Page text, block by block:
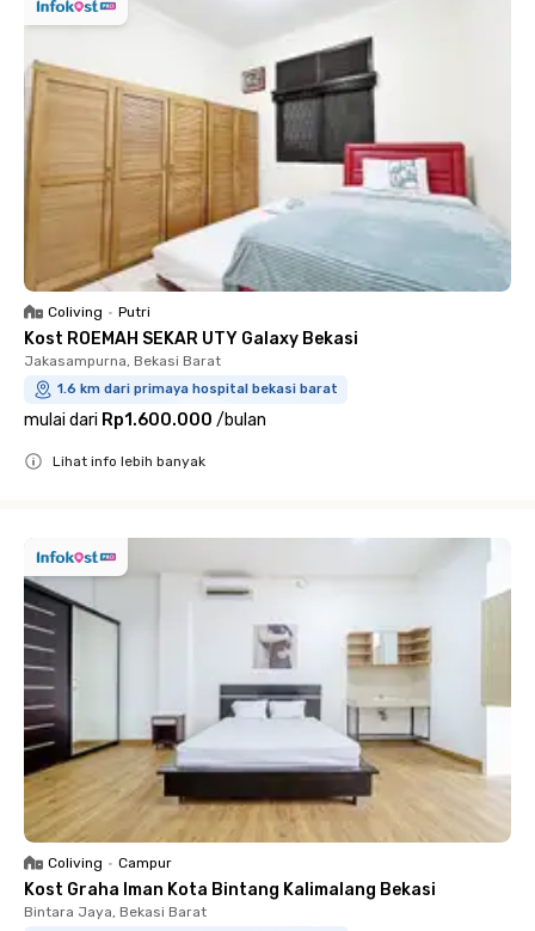
Coliving • Putri
Kost ROEMAH SEKAR UTY Galaxy Bekasi
Jakasampurna, Bekasi Barat
1.6 km dari primaya hospital bekasi barat
mulai dari Rp1.600.000 /bulan
Lihat info lebih banyak
Coliving • Campur
Kost Graha Iman Kota Bintang Kalimalang Bekasi
Bintara Jaya, Bekasi Barat